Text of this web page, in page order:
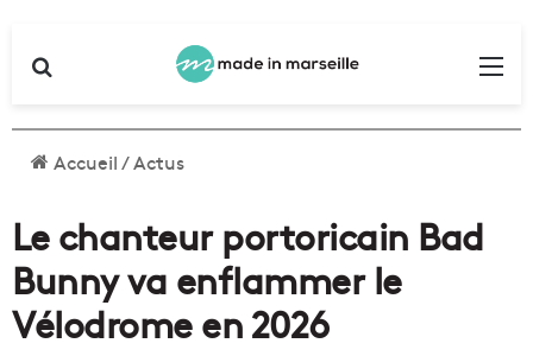
Accueil/Actus
Le chanteur portoricain Bad
Bunny va enflammer le
Vélodrome en 2026